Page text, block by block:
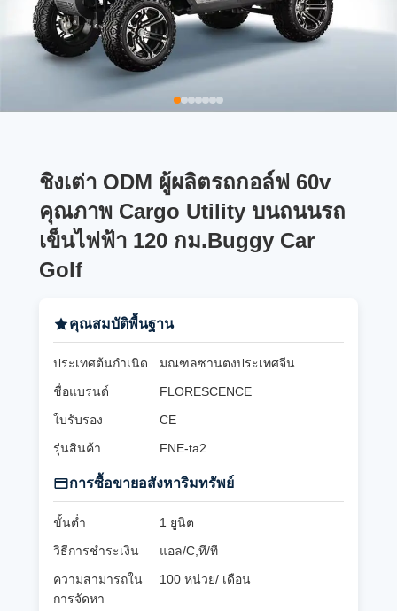
ชิงเต่า ODM ผู้ผลิตรถกอล์ฟ 60v
คุณภาพ Cargo Utility บนถนนรถ
เข็นไฟฟ้า 120 กม.Buggy Car
Golf
คุณสมบัติพื้นฐาน
ประเทศต้นกำเนิด
มณฑลซานตงประเทศจีน
ชื่อแบรนด์
FLORESCENCE
ใบรับรอง
CE
รุ่นสินค้า
FNE-ta2
การซื้อขายอสังหาริมทรัพย์
ขั้นต่ำ
1 ยูนิต
วิธีการชำระเงิน
แอล/C,ที/ที
ความสามารถใน
การจัดหา
100 หน่วย/ เดือน